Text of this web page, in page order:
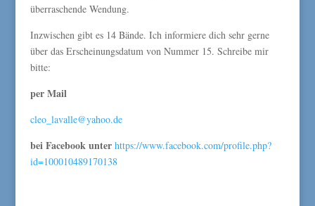
überraschende Wendung.
Inzwischen gibt es 14 Bände. Ich informiere dich sehr gerne
über das Erscheinungsdatum von Nummer 15. Schreibe mir
bitte:
per Mail
cleo_lavalle@yahoo.de
bei Facebook unter https://www.facebook.com/profile.php?
id=100010489170138